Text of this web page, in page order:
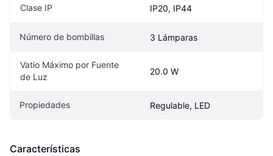
Clase IP IP20, IP44
Número de bombillas 3 Lámparas
Vatio Máximo por Fuente
de Luz
20.0 W
Propiedades Regulable, LED
Características